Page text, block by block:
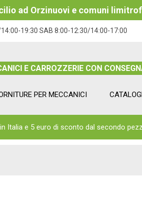
ad Orzinuovi e comuni
14:00-19:30 SAB 8:00-12:30/14:00-17:00
E CARROZZERIE CON
PER MECCANICI
Italia e 5 euro di sconto dal secondo